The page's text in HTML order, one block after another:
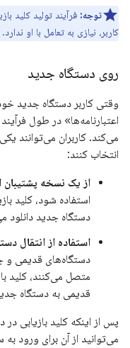
توجه: فرآیند تولید کلید
کاربر، نیازی به تعامل با او ندارد.
روی دستگاه جدید
وقتی کاربر دستگاه جدید خود
اعتبارنامه‌ها» در طول
می‌کند. کاربران می‌توانند یکی
انتخاب کنند:
از یک نسخه پشتیبان
استفاده شود، کلید
دستگاه جدید دانلود
استفاده از انتقال
قدیمی به دستگاه
پس از اینکه کلید بازیابی
می‌توانید از آن برای ورود